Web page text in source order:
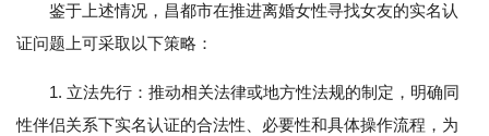
鉴于上述情况，昌都市在推进离婚女性寻找女友的实名认
证问题上可采取以下策略：
1. 立法先行：推动相关法律或地方性法规的制定，明确同
性伴侣关系下实名认证的合法性、必要性和具体操作流程，为